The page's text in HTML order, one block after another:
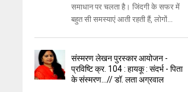
समाधान पर चलता है। जिंदगी के सफर में
बहुत सी समस्याएं आती रहती हैं, लोगों...
संस्मरण लेखन पुरस्कार आयोजन -
प्रविष्टि क्र. 104 : हायकू : संदर्भ - पिता
के संस्मरण...// डॉ. लता अग्रवाल